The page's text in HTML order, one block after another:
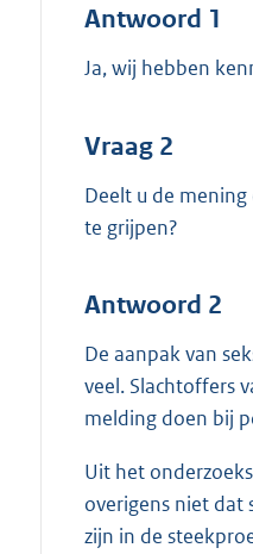
Antwoord 1
Ja, wij hebben
Vraag 2
Deelt u de
te grijpen?
Antwoord 2
De aanpak van
veel. Slachtoffers
melding doen bij
Uit het
overigens niet dat
zijn in de